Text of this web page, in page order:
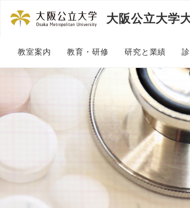
大阪公立大学
教室案内
スタッフ紹介
医局だより
教育・研修
初期臨床研修医の方へ
専攻医の方へ
臨床研修医・医学部生の皆さ
重症児の在宅支援を担う医師
等養成プログラム
研究と業績
研究業績一覧
研究にご協力
近畿先天代謝
大阪小児保健